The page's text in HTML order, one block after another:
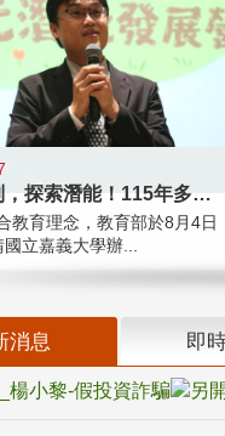
跨越限制，探索潛能！115年多元潛
教育理念，教育部於8月4日
立嘉義大學辦...
消息 即
楊小黎-假投資詐騙